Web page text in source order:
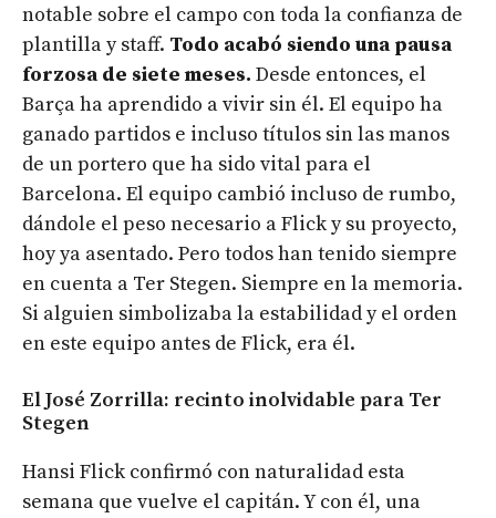
notable sobre el campo con toda la confianza de
plantilla y staff. Todo acabó siendo una pausa
forzosa de siete meses. Desde entonces, el
Barça ha aprendido a vivir sin él. El equipo ha
ganado partidos e incluso títulos sin las manos
de un portero que ha sido vital para el
Barcelona. El equipo cambió incluso de rumbo,
dándole el peso necesario a Flick y su proyecto,
hoy ya asentado. Pero todos han tenido siempre
en cuenta a Ter Stegen. Siempre en la memoria.
Si alguien simbolizaba la estabilidad y el orden
en este equipo antes de Flick, era él.
El José Zorrilla: recinto inolvidable para Ter
Stegen
Hansi Flick confirmó con naturalidad esta
semana que vuelve el capitán. Y con él, una